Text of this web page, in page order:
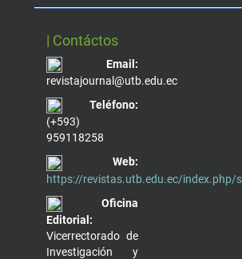
| Contáctos
Email:
revistajournal@utb.edu.ec
Teléfono:
(+593)
959118258
Web:
https://revistas.utb.edu.ec/index.php/
Oficina
Editorial:
Vicerrectorado de
Investigación y